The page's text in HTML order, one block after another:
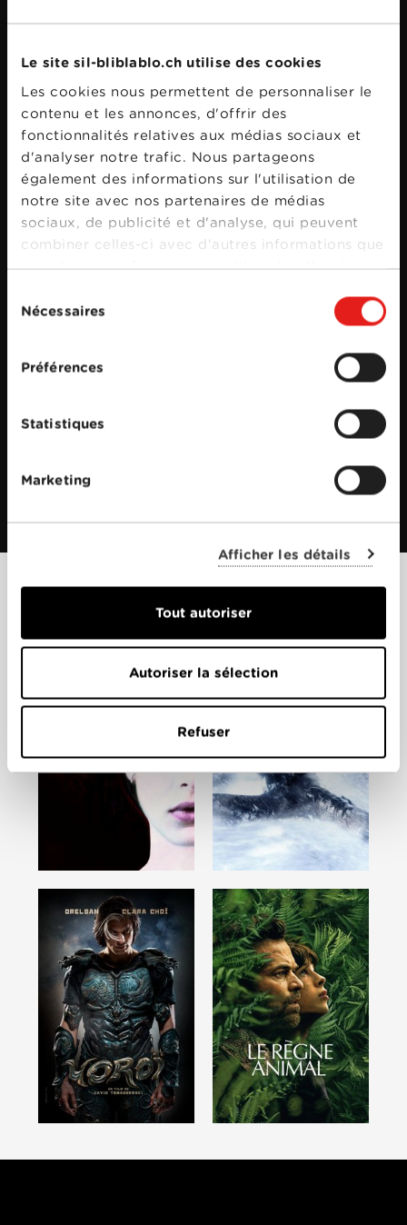
Le site sil-bliblablo.ch utilise des cookies
Les cookies nous permettent de personnaliser le
contenu et les annonces, d'offrir des
fonctionnalités relatives aux médias sociaux et
d'analyser notre trafic. Nous partageons
également des informations sur l'utilisation de
notre site avec nos partenaires de médias
sociaux, de publicité et d'analyse, qui peuvent
combiner celles-ci avec d'autres informations que
vous leur avez fournies ou qu'ils ont collectées
duNécessaires
Préférences
Statistiques
Marketing
Afficher les détails
Tout autoriser
Autoriser la sélection
Refuser
Films apparentés